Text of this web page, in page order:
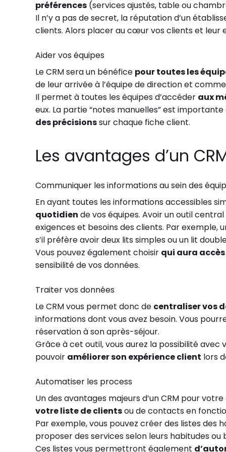
préférences (services ajustés, table ou
Il n’y a pas de secret, la réputation d’un
clients. Alors placer au cœur vos clients et leur
Aider vos équipes
Le CRM sera un bénéfice pour toutes les
de leur arrivée à l’équipe de direction et
Il permet à toutes les équipes d’accéder aux
eux. La partie “notes manuelles” est
des précisionssur chaque fiche client.
Les avantages d’un
Communiquer les informations au sein des
En ayant toutes les informations accessibles
quotidien de vos équipes. Avoir un outil
exigences et besoins des clients. Par exemple,
s’il préfère avoir deux lits simples ou un lit
Vous pouvez également choisir qui aura
sensibilité de vos données.
Traiter vos données
Le CRM vous permet donc de centraliser vos
informations dont vous avez besoin. Vous
réservation à son après-séjour.
Grâce à cet outil, vous aurez la possibilité
pouvoir améliorer son expérience client lors
Automatiser les process
Un des avantages majeurs d’un CRM pour
votre liste de clientsou de contacts en
Par exemple, vous pouvez créer des listes des
proposer des services selon leurs habitudes ou
Ces listes vous permettront également